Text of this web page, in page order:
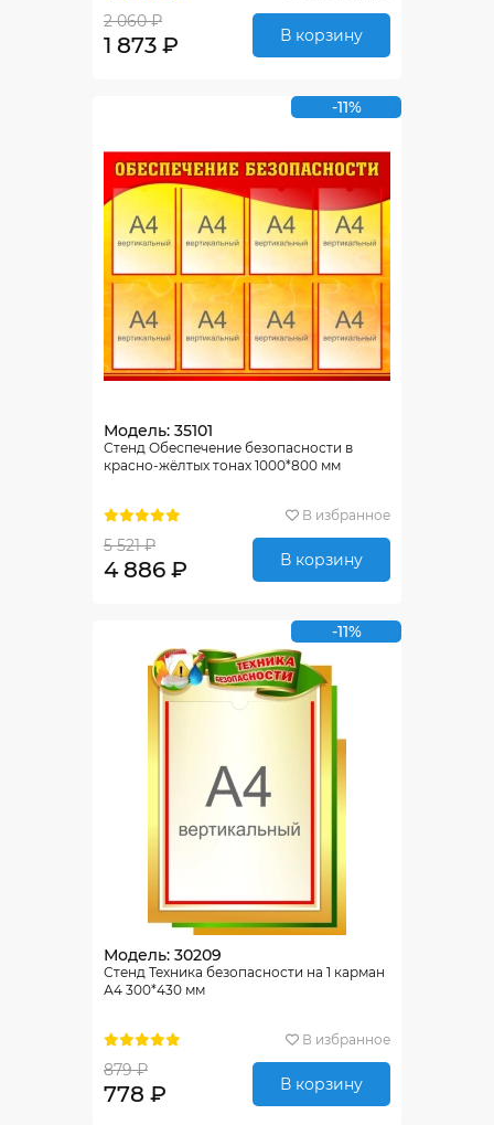
2 060 ₽
1 873 ₽ В корзину
-11%
Модель: 35101
Стенд Обеспечение безопасности в
красно-жёлтых тонах 1000*800 мм
В избранное
5 521 ₽
4 886 ₽ В корзину
-11%
Модель: 30209
Стенд Техника безопасности на 1 карман
А4 300*430 мм
В избранное
879 ₽
778 ₽ В корзину